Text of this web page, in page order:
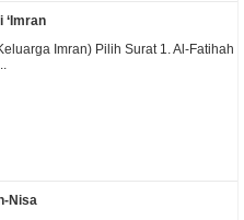
‘Imran
Imran) Pilih Surat 1. Al-Fatihah
Nisa